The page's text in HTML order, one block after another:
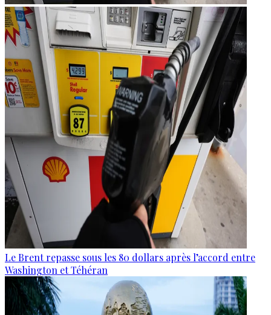
Le Brent repasse sous les 80 dollars après l’accord entre
Washington et Téhéran